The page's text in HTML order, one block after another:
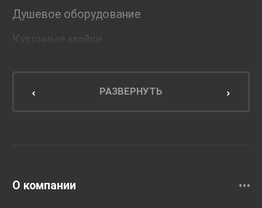
Душевое оборудование
Кухонные мойки
Мебель для кухниРАЗВЕРНУТЬ
О компании